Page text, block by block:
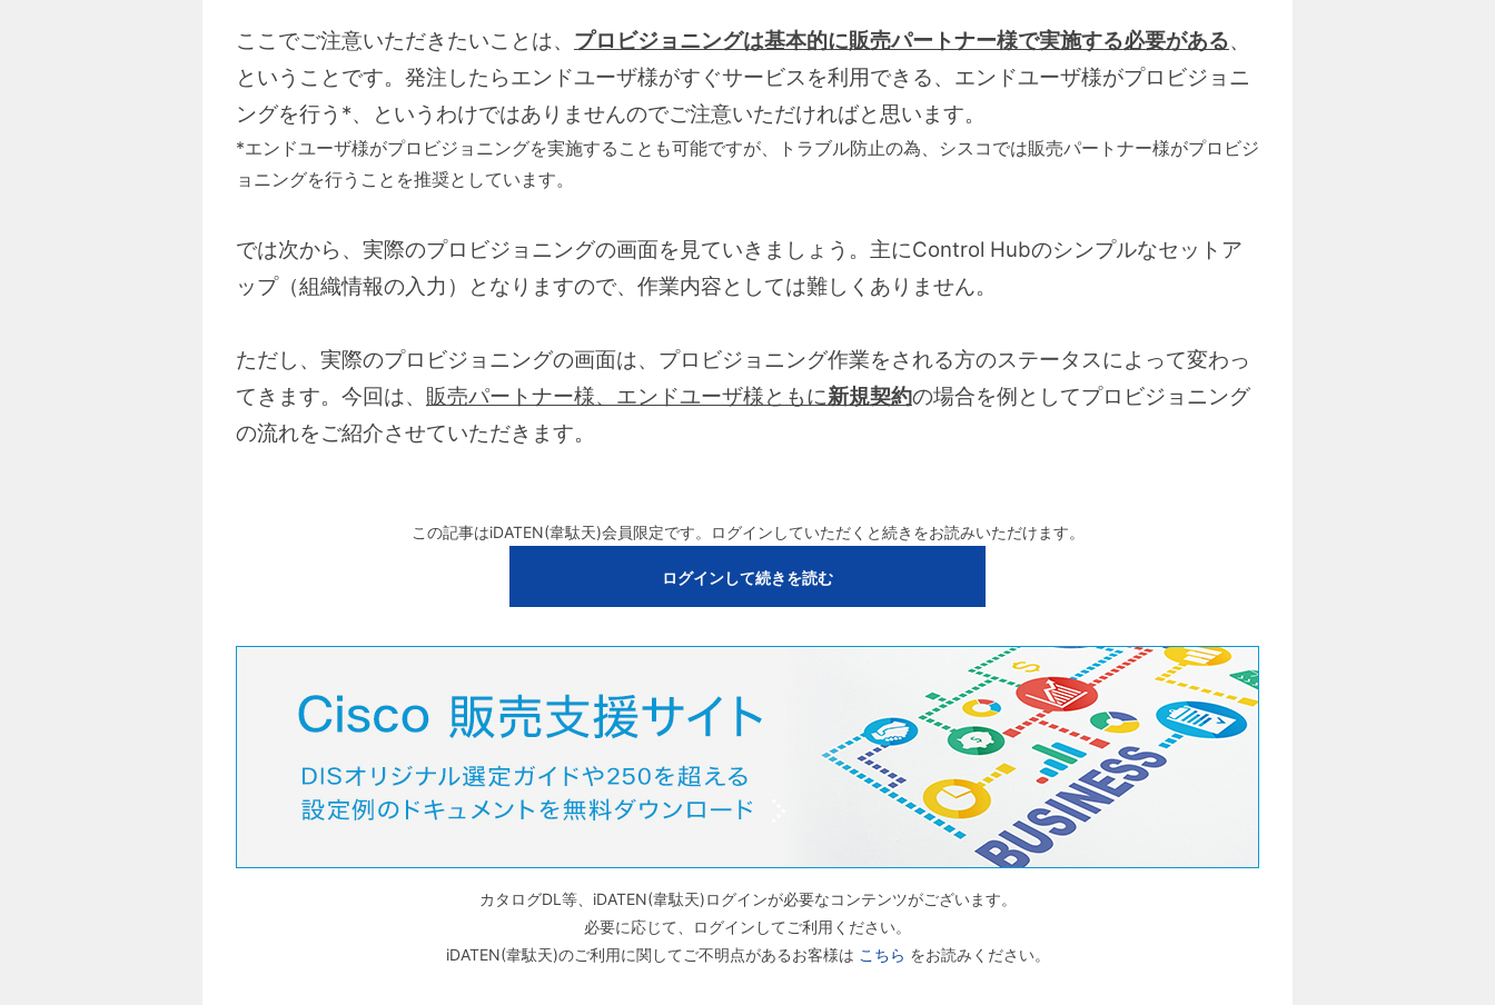
ここでご注意いただきたいことは、 プロビジョニングは基本的に販売パートナー様で実施する必要がある、
ということです。発注したらエンドユーザ様がすぐサービスを利用できる、エンドユーザ様がプロビジョニ
ングを行う*、というわけではありませんのでご注意いただければと思います。
*エンドユーザ様がプロビジョニングを実施することも可能ですが、トラブル防止の為、シスコでは販売パートナー様がプロビジ
ョニングを行うことを推奨としています。
では次から、実際のプロビジョニングの画面を見ていきましょう。主にControl Hubのシンプルなセットア
ップ（組織情報の入力）となりますので、作業内容としては難しくありません。
ただし、実際のプロビジョニングの画面は、プロビジョニング作業をされる方のステータスによって変わっ
てきます。今回は、 販売パートナー様、エンドユーザ様ともに新規契約の場合を例としてプロビジョニング
の流れをご紹介させていただきます。
この記事はiDATEN(韋駄天)会員限定です。ログインしていただくと続きをお読みいただけます。
ログインして続きを読む
カタログDL等、iDATEN(韋駄天)ログインが必要なコンテンツがございます。
必要に応じて、ログインしてご利用ください。
iDATEN(韋駄天)のご利用に関してご不明点があるお客様は こちら をお読みください。